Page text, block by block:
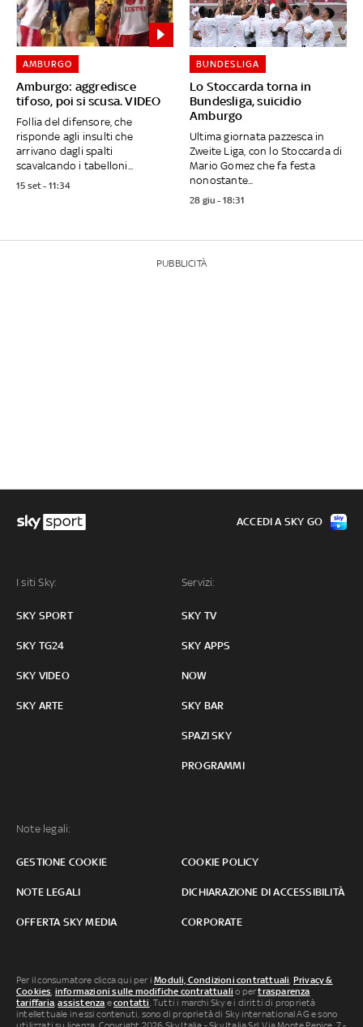
Amburgo: aggredisce
tifoso, poi si scusa. VIDEO
AMBURGO
Follia del difensore, che
risponde agli insulti che
arrivano dagli spalti
scavalcando i tabelloni...
15 set - 11:34
Lo Stoccarda torna in
Bundesliga, suicidio
Amburgo
BUNDESLIGA
Ultima giornata pazzesca in
Zweite Liga, con lo Stoccarda di
Mario Gomez che fa festa
nonostante...
28 giu - 18:31
PUBBLICITÀ
I siti Sky:
SKY SPORT
SKY TG24
SKY VIDEO
SKY ARTE
Servizi:
SKY TV
SKY APPS
NOW
SKY BAR
SPAZI SKY
PROGRAMMI
Note legali:
GESTIONE COOKIE COOKIE POLICY
NOTE LEGALI DICHIARAZIONE DI ACCESSIBILITÀ
OFFERTA SKY MEDIA CORPORATE
ACCEDI A SKY GO
Per il consumatore clicca qui per iModuli, Condizioni contrattuali, Privacy &
Cookies, informazioni sulle modifiche contrattuali o pertrasparenza
tariffaria,assistenza econtatti. Tutti i marchi Sky e i diritti di proprietà
intellettuale in essi contenuti, sono di proprietà di Sky international AG e sono